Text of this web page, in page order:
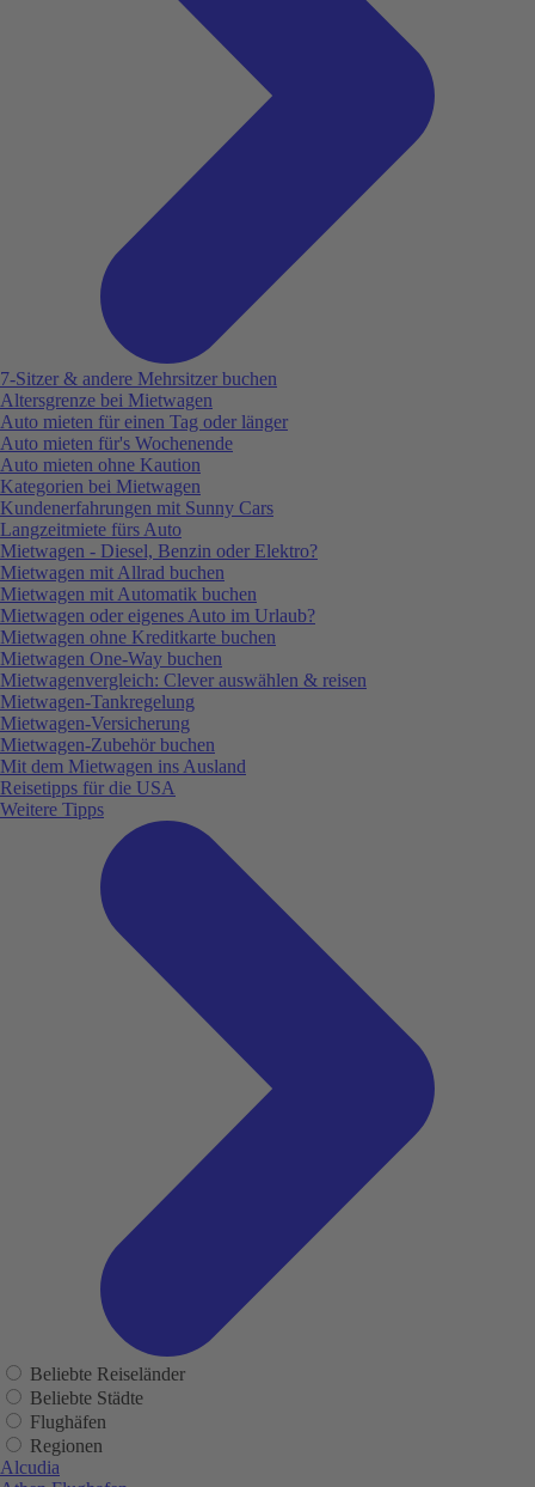
7-Sitzer & andere Mehrsitzer buchen
Altersgrenze bei Mietwagen
Auto mieten für einen Tag oder länger
Auto mieten für's Wochenende
Auto mieten ohne Kaution
Kategorien bei Mietwagen
Kundenerfahrungen mit Sunny Cars
Langzeitmiete fürs Auto
Mietwagen - Diesel, Benzin oder Elektro?
Mietwagen mit Allrad buchen
Mietwagen mit Automatik buchen
Mietwagen oder eigenes Auto im Urlaub?
Mietwagen ohne Kreditkarte buchen
Mietwagen One-Way buchen
Mietwagenvergleich: Clever auswählen & reisen
Mietwagen-Tankregelung
Mietwagen-Versicherung
Mietwagen-Zubehör buchen
Mit dem Mietwagen ins Ausland
Reisetipps für die USA
Weitere Tipps
Beliebte Reiseländer
Beliebte Städte
Flughäfen
Regionen
Alcudia